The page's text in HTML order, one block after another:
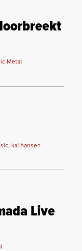
Metal
kai hansen
Live